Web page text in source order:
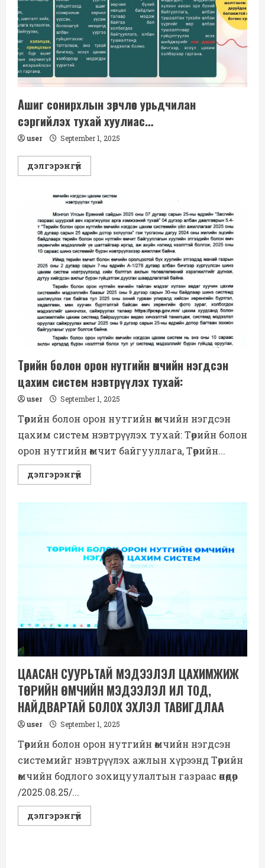
Ашиг сонирхлын зөрчлөөс урьдчилан
сэргийлэх тухай хуулиас…
user September 1, 2025
дэлгэрэнгүй
more
сонирхлын
зөрчлөөс
урьдчилан
сэргийлэх
тухай
хуулиас…
Төрийн болон орон нутгийн өмчийн нэгдсэн
цахим систем нэвтрүүлэх тухай:
user September 1, 2025
Төрийн болон орон нутгийн өмчийн нэгдсэн
цахим систем нэвтрүүлэх тухай: Төрийн болон
орон нутгийн өмчит байгууллага, Төрийн...
дэлгэрэнгүй
more
цахим
систем
нэвтрүүлэх
тухай:
ЦААСАН СУУРЬТАЙ МЭДЭЭЛЭЛ ЦАХИМЖИЖ
ТӨРИЙН ӨМЧИЙН МЭДЭЭЛЭЛ ИЛ ТОД,
НАЙДВАРТАЙ БОЛОХ ЭХЛЭЛ ТАВИГДЛАА
user September 1, 2025
Төрийн болон орон нутгийн өмчийн нэгдсэн
системийг нэвтрүүлэх ажлын хүрээнд Төрийн
өмчийн бодлого зохицуулалтын газраас өнөөдөр
/2025.08.25/...
дэлгэрэнгүй
more